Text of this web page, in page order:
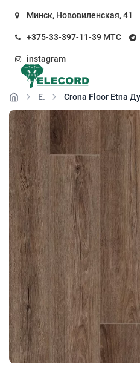
Минск, Нововиленская, 41
+375-33-397-11-39 МТС
instagram
Etna